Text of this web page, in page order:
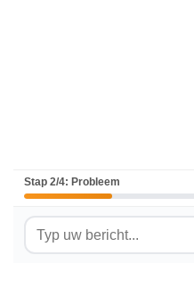
Stap 2/4: Probleem